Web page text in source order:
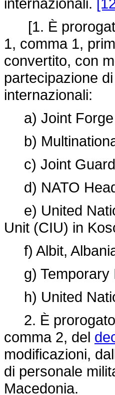
[1. È
1, comma 1,
convertito, con
partecipazione
internazionali:
a) Joint Forge
b)
c) Joint
d) NATO
e) United
Unit (CIU) in
f) Albit,
g) Temporary
h) United
2. È prorogato
comma 2, del
modificazioni,
di personale
Macedonia.